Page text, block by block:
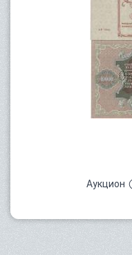
Аукцион